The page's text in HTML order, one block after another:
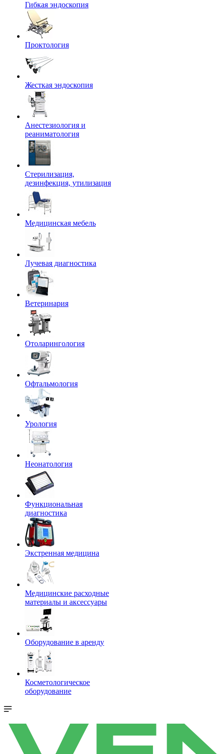
Гибкая эндоскопия
Проктология
Жесткая эндоскопия
Анестезиология и
реаниматология
Стерилизация,
дезинфекция, утилизация
Медицинская мебель
Лучевая диагностика
Ветеринария
Отоларингология
Офтальмология
Урология
Неонатология
Функциональная
диагностика
Экстренная медицина
Медицинские расходные
материалы и аксессуары
Оборудование в аренду
Косметологическое
оборудование